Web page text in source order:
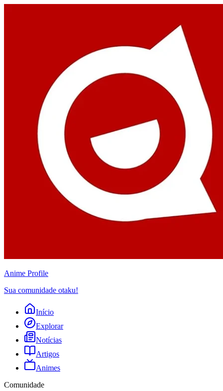
Anime Profile
Sua comunidade otaku!
Início
Explorar
Notícias
Artigos
Animes
Comunidade